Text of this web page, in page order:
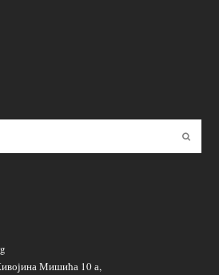
Мишића 10 а,